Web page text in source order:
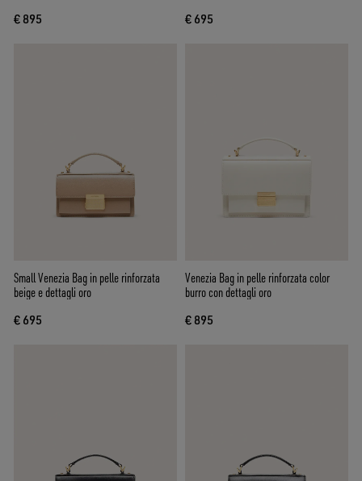
€ 895 € 695
Small Venezia Bag in pelle rinforzata
beige e dettagli oro
€ 695
Venezia Bag in pelle rinforzata color
burro con dettagli oro
€ 895